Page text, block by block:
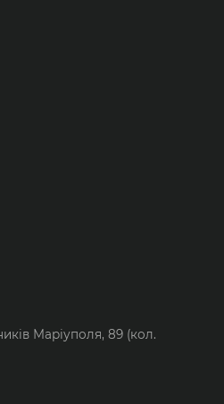
Маріуполя, 89 (кол.